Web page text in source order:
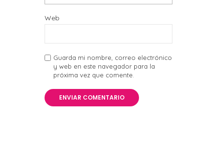
Web
Guarda mi nombre, correo electrónico
y web en este navegador para la
próxima vez que comente.